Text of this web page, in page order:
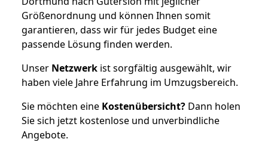
Größenordnung und können Ihnen somit
garantieren, dass wir für jedes Budget eine
passende Lösung finden werden.
Unser Netzwerk ist sorgfältig ausgewählt, wir
haben viele Jahre Erfahrung im Umzugsbereich.
Sie möchten eine Kostenübersicht? Dann holen
Sie sich jetzt kostenlose und unverbindliche
Angebote.